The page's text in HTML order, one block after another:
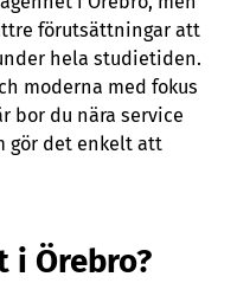
förutsättningar att
hela studietiden.
moderna med fokus
bor du nära service
gör det enkelt att
i Örebro?